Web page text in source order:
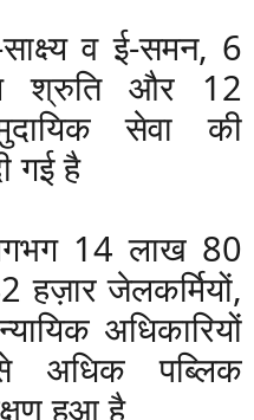
व ई-समन, 6
श्रुति और 12
सेवा की
गई है
14 लाख 80
हज़ार जेलकर्मियों,
अधिकारियों
पब्लिक
हुआ है